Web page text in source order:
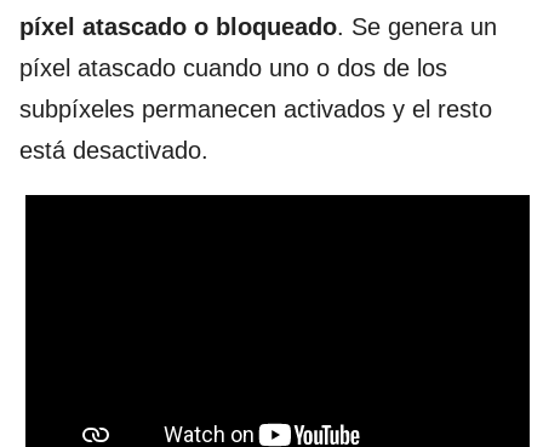
píxel atascado o bloqueado. Se genera un
píxel atascado cuando uno o dos de los
subpíxeles permanecen activados y el resto
está desactivado.